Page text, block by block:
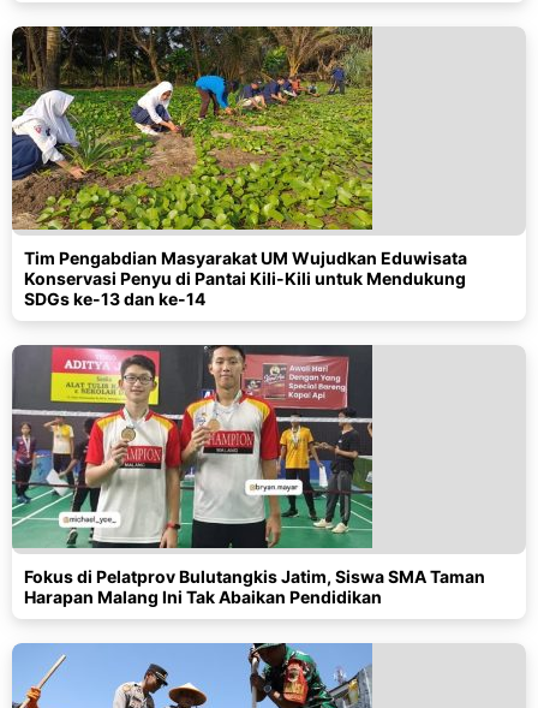
Tim Pengabdian Masyarakat UM Wujudkan Eduwisata
Konservasi Penyu di Pantai Kili-Kili untuk Mendukung
SDGs ke-13 dan ke-14
Fokus di Pelatprov Bulutangkis Jatim, Siswa SMA Taman
Harapan Malang Ini Tak Abaikan Pendidikan